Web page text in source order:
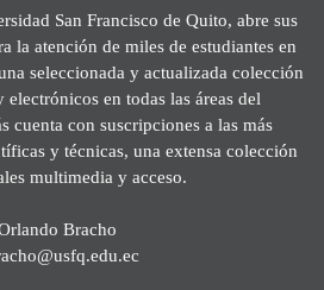
San Francisco de Quito, abre sus
la atención de miles de estudiantes en
seleccionada y actualizada colección
en todas las áreas del
cuenta con suscripciones a las más
y técnicas, una extensa colección
multimedia y acceso.
Bracho